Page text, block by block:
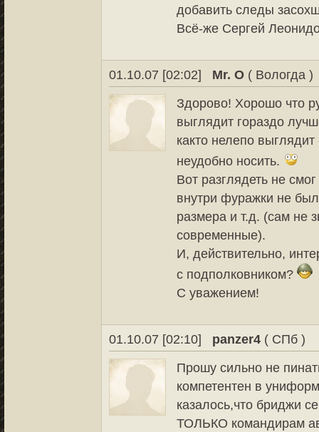
добавить следы
Всё-же Сергей
01.10.07 [02:02] Mr. O ( Вологда )
Здорово! Хорошо что
выглядит гораздо
както нелепо
неудобно носить.
Вот разглядеть не
внутри фуражки не
размера и т.д. (сам не
современные).
И, действительно,
с подполковником?
С уважением!
01.10.07 [02:10] panzer4 ( СПб )
Прошу сильно не
компетентен в
казалось,что бриджи
ТОЛЬКО командирам